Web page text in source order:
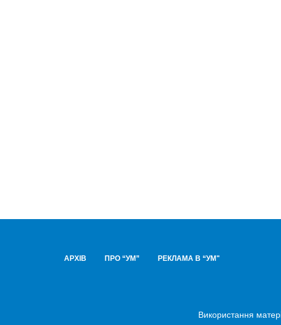
АРХІВ ПРО “УМ” РЕКЛАМА В “УМ"
Використання